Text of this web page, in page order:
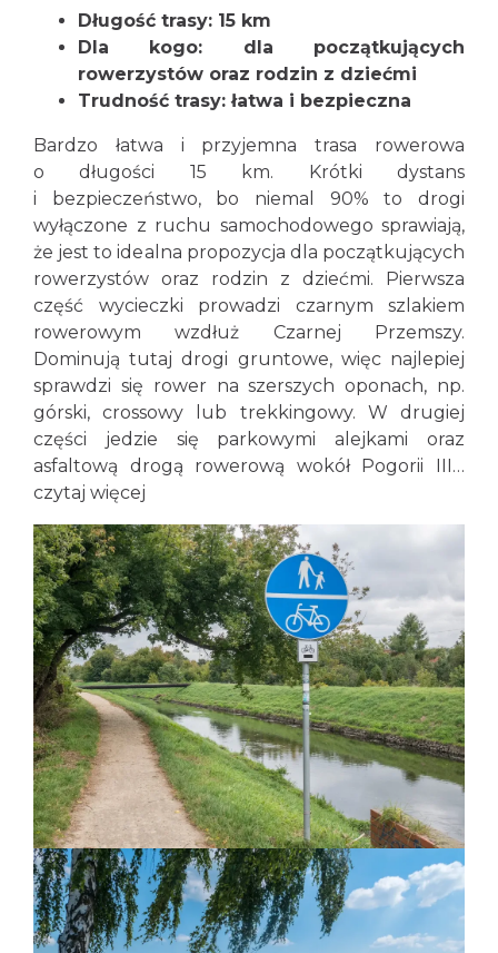
Długość trasy: 15 km
Dla kogo: dla początkujących
rowerzystów oraz rodzin z dziećmi
Trudność trasy: łatwa i bezpieczna
Bardzo łatwa i przyjemna trasa rowerowa
o długości 15 km. Krótki dystans
i bezpieczeństwo, bo niemal 90% to drogi
wyłączone z ruchu samochodowego sprawiają,
że jest to idealna propozycja dla początkujących
rowerzystów oraz rodzin z dziećmi. Pierwsza
część wycieczki prowadzi czarnym szlakiem
rowerowym wzdłuż Czarnej Przemszy.
Dominują tutaj drogi gruntowe, więc najlepiej
sprawdzi się rower na szerszych oponach, np.
górski, crossowy lub trekkingowy. W drugiej
części jedzie się parkowymi alejkami oraz
asfaltową drogą rowerową wokół Pogorii III…
czytaj więcej